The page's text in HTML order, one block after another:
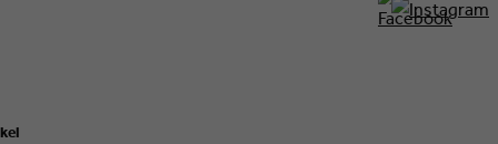
EN